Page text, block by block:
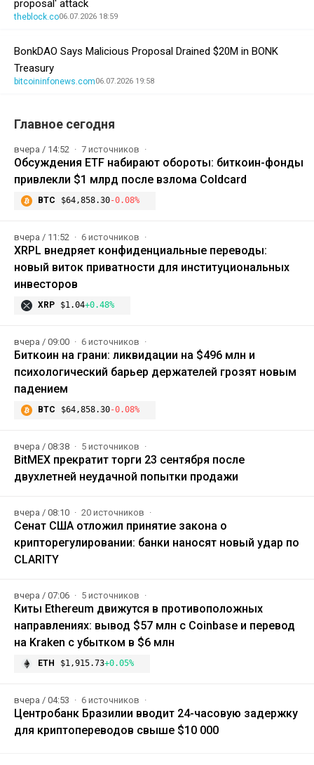
proposal' attack
theblock.co06.07.2026 18:59
BonkDAO Says Malicious Proposal Drained $20M in BONK
Treasury
bitcoininfonews.com06.07.2026 19:58
Главное сегодня
вчера / 14:52 7 источников
Обсуждения ETF набирают обороты: биткоин-фонды
привлекли $1 млрд после взлома Coldcard
BTC $64,858.30-0.08%
вчера / 11:52 6 источников
XRPL внедряет конфиденциальные переводы:
новый виток приватности для институциональных
инвесторов
XRP $1.04+0.48%
вчера / 09:00 6 источников
Биткоин на грани: ликвидации на $496 млн и
психологический барьер держателей грозят новым
падением
BTC $64,858.30-0.08%
вчера / 08:38 5 источников
BitMEX прекратит торги 23 сентября после
двухлетней неудачной попытки продажи
вчера / 08:10 20 источников
Сенат США отложил принятие закона о
крипторегулировании: банки наносят новый удар по
CLARITY
вчера / 07:06 5 источников
Киты Ethereum движутся в противоположных
направлениях: вывод $57 млн с Coinbase и перевод
на Kraken с убытком в $6 млн
ETH $1,915.73+0.05%
вчера / 04:53 6 источников
Центробанк Бразилии вводит 24-часовую задержку
для криптопереводов свыше $10 000